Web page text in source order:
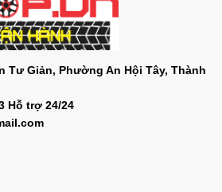
Tư Giản, Phường An Hội Tây, Thành
Hỗ trợ 24/24